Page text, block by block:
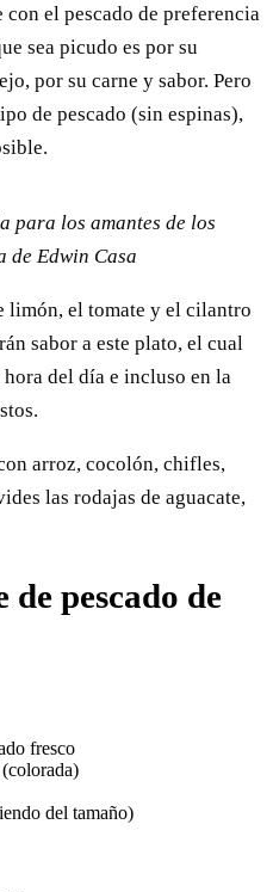
con el pescado de preferencia
sea picudo es por su
por su carne y sabor. Pero
de pescado (sin espinas),
para los amantes de los
de Edwin Casa
limón, el tomate y el cilantro
sabor a este plato, el cual
del día e incluso en la
arroz, cocolón, chifles,
las rodajas de aguacate,
de pescado de
fresco
del tamaño)